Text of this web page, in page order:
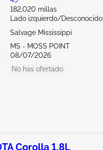
182,020 millas
Lado izquierdo/Desconocido
Salvage Mississippi
MS - MOSS POINT
08/07/2026
No has ofertado
Corolla 1.8L